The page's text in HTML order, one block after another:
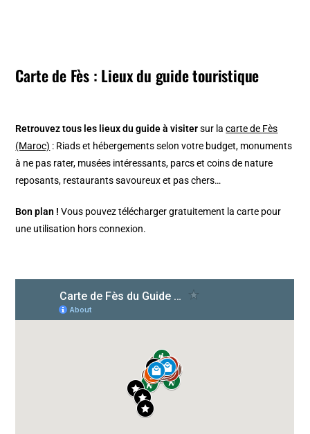
Carte de Fès : Lieux du guide touristique
Retrouvez tous les lieux du guide à visitersur lacarte de Fès
(Maroc) : Riads et hébergements selon votre budget, monuments
à ne pas rater, musées intéressants, parcs et coins de nature
reposants, restaurants savoureux et pas chers…
Bon plan ! Vous pouvez télécharger gratuitement la carte pour
une utilisation hors connexion.